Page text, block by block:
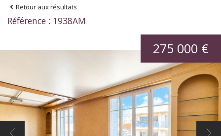
Retour aux résultats
Référence : 1938AM
275 000 €